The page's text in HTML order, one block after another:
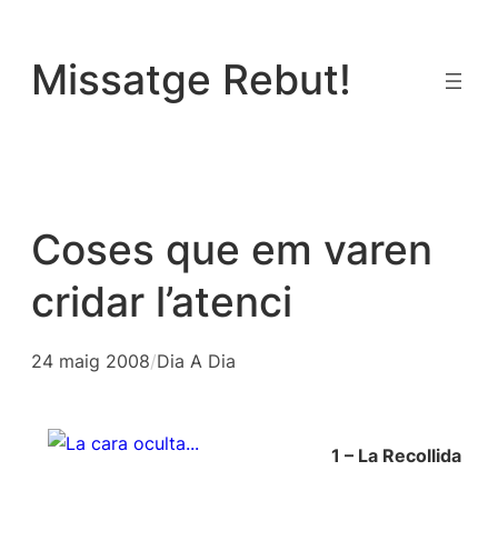
contingut
Missatge Rebut!
Coses que em varen
cridar l’atenci
24 maig 2008/Dia A Dia
1 – La Recollida